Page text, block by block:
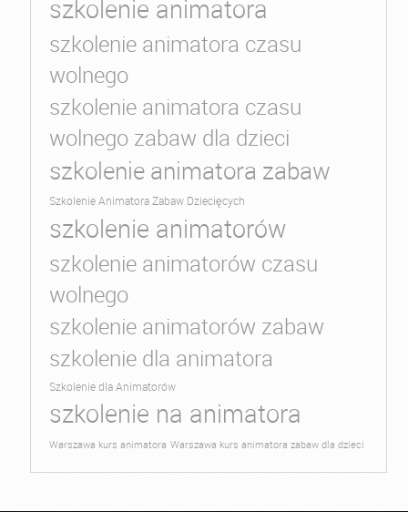
szkolenie animatora
szkolenie animatora czasu
wolnego
szkolenie animatora czasu
wolnego zabaw dla dzieci
szkolenie animatora zabaw
Szkolenie Animatora Zabaw Dziecięcych
szkolenie animatorów
szkolenie animatorów czasu
wolnego
szkolenie animatorów zabaw
szkolenie dla animatora
Szkolenie dla Animatorów
szkolenie na animatora
Warszawa kurs animatora Warszawa kurs animatora zabaw dla dzieci